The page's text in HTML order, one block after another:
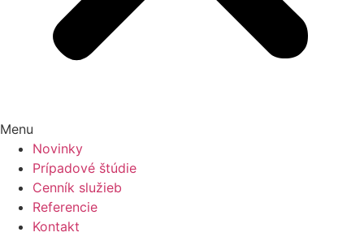
Menu
Novinky
Prípadové štúdie
Cenník služieb
Referencie
Kontakt